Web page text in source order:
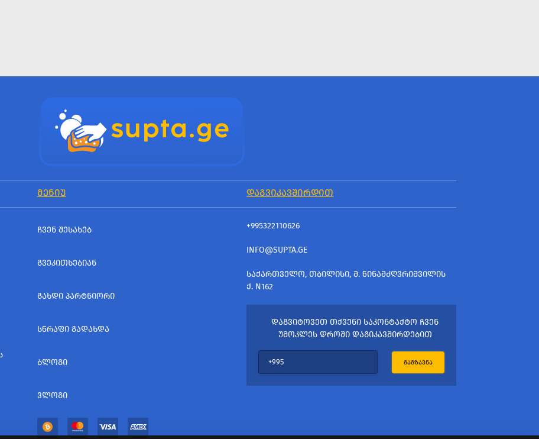
ᲛᲔᲜᲘᲣ ᲓᲐᲒᲕᲘᲙᲐᲕᲨᲘᲠᲓᲘᲗ
ᲩᲕᲔᲜ ᲨᲔᲡᲐᲮᲔᲑ
ᲒᲕᲔᲙᲘᲗᲮᲔᲑᲘᲐᲜ
ᲒᲐᲮᲓᲘ ᲞᲐᲠᲢᲜᲘᲝᲠᲘ
ᲡᲬᲠᲐᲤᲘ ᲒᲐᲓᲐᲮᲓᲐ
ᲑᲚᲝᲒᲘ
ᲕᲚᲝᲒᲘ
+995322110626
INFO@SUPTA.GE
ᲡᲐᲥᲐᲠᲗᲕᲔᲚᲝ, ᲗᲑᲘᲚᲘᲡᲘ, Მ. ᲬᲘᲜᲐᲛᲫᲦᲕᲠᲘᲨᲕᲘᲚᲘᲡ
Ქ. N162
ᲓᲐᲒᲕᲘᲢᲝᲕᲔᲗ ᲗᲥᲕᲔᲜᲘ ᲡᲐᲙᲝᲜᲢᲐᲥᲢᲝ ᲩᲕᲔᲜ
ᲣᲛᲝᲙᲚᲔᲡ ᲓᲠᲝᲨᲘ ᲓᲐᲒᲘᲙᲐᲕᲨᲘᲠᲓᲔᲑᲘᲗ
ᲒᲐᲒᲖᲐᲕᲜᲐ